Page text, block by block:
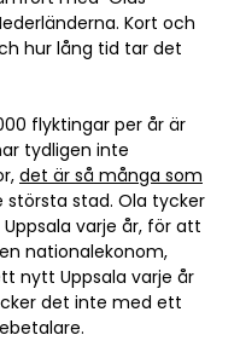
Kort och
hur lång tid tar det
flyktingar per år är
tydligen inte
det är så många som
största stad. Ola tycker
varje år, för att
nationalekonom,
nytt Uppsala varje år
det inte med ett